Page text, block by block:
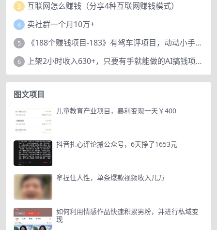
3 互联网怎么赚钱（分享4种互联网赚钱模式）
4 卖社群一个月10万+
5 《188个赚钱项目-183》有驾车评项目，动动小手，复制粘贴赚44元！
6 上架2小时收入630+，只要有手就能做的AI搞钱项目，奶奶看完都能学会!
图文项目
儿童教育产业项目，暴利变现一天￥400
抖音扎心评论搬公众号，6天挣了1653元
拿捏住人性，单条爆款视频收入几万
如何利用情感作品快速积累男粉，并进行私域变
现